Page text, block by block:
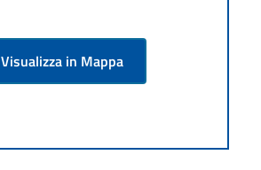
Visualizza in Mappa